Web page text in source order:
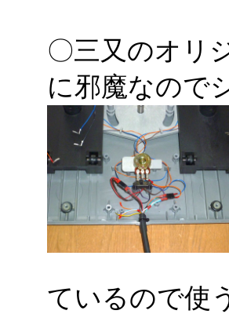
〇三又のオリ
に邪魔なので
ているので使